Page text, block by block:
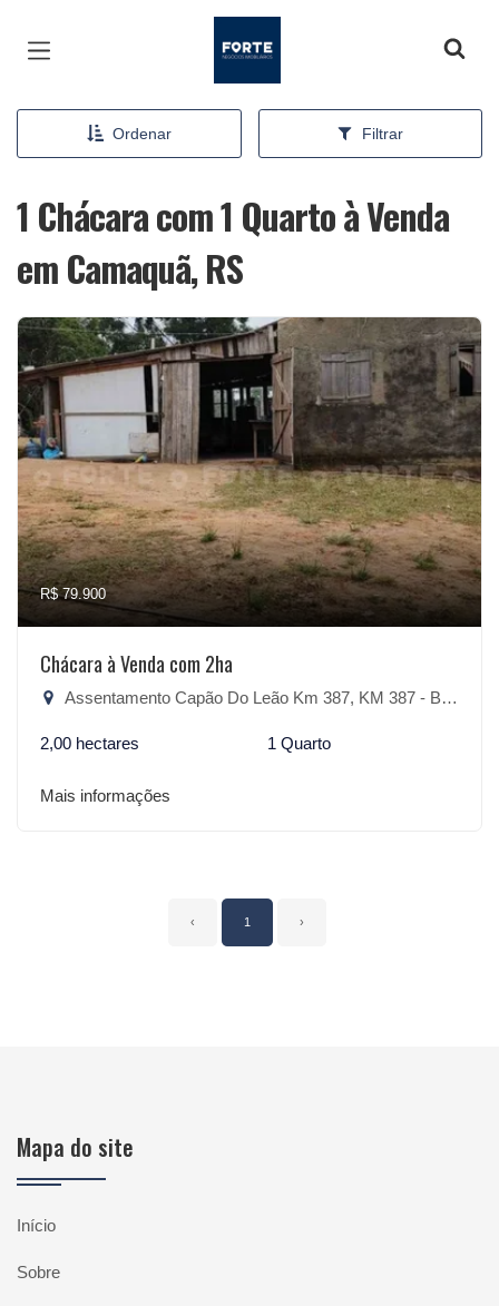
Ordenar Filtrar
1 Chácara com 1 Quarto à Venda
em Camaquã, RS
R$ 79.900
Chácara à Venda com 2ha
Assentamento Capão Do Leão Km 387, KM 387 - Bandeirinha, Camaquã-RS
2,00 hectares 1 Quarto
Mais informações
‹ 1 ›
Mapa do site
Início
Sobre